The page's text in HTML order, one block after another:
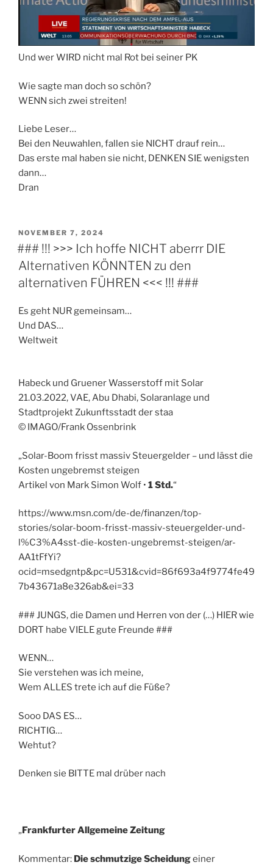
Und wer WIRD nicht mal Rot bei seiner PK
Wie sagte man doch so schön?
WENN sich zwei streiten!
Liebe Leser…
Bei den Neuwahlen, fallen sie NICHT drauf rein…
Das erste mal haben sie nicht, DENKEN SIE wenigsten
dann…
Dran
VERÖFFENTLICHT
AM
NOVEMBER 7, 2024
### !!! >>> Ich hoffe NICHT aberrr DIE
Alternativen KÖNNTEN zu den
alternativen FÜHREN <<< !!! ###
Es geht NUR gemeinsam…
Und DAS…
Weltweit
Habeck und Gruener Wasserstoff mit Solar
21.03.2022, VAE, Abu Dhabi, Solaranlage und
Stadtprojekt Zukunftsstadt der staa
© IMAGO/Frank Ossenbrink
„Solar-Boom frisst massiv Steuergelder – und lässt die
Kosten ungebremst steigen
Artikel von Mark Simon Wolf • 1 Std.“
https://www.msn.com/de-de/finanzen/top-
stories/solar-boom-frisst-massiv-steuergelder-und-
l%C3%A4sst-die-kosten-ungebremst-steigen/ar-
AA1tFfYi?
ocid=msedgntp&pc=U531&cvid=86f693a4f9774fe49
7b43671a8e326ab&ei=33
### JUNGS, die Damen und Herren von der (…) HIER wie
DORT habe VIELE gute Freunde ###
WENN…
Sie verstehen was ich meine,
Wem ALLES trete ich auf die Füße?
Sooo DAS ES…
RICHTIG…
Wehtut?
Denken sie BITTE mal drüber nach
„Frankfurter Allgemeine Zeitung
Kommentar: Die schmutzige Scheidungeiner